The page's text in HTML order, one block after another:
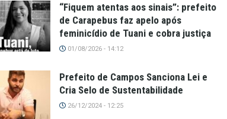
“Fiquem atentas aos sinais”: prefeito
de Carapebus faz apelo após
feminicídio de Tuani e cobra justiça
01/08/2026 - 14:12
Prefeito de Campos Sanciona Lei e
Cria Selo de Sustentabilidade
26/12/2024 - 12:25